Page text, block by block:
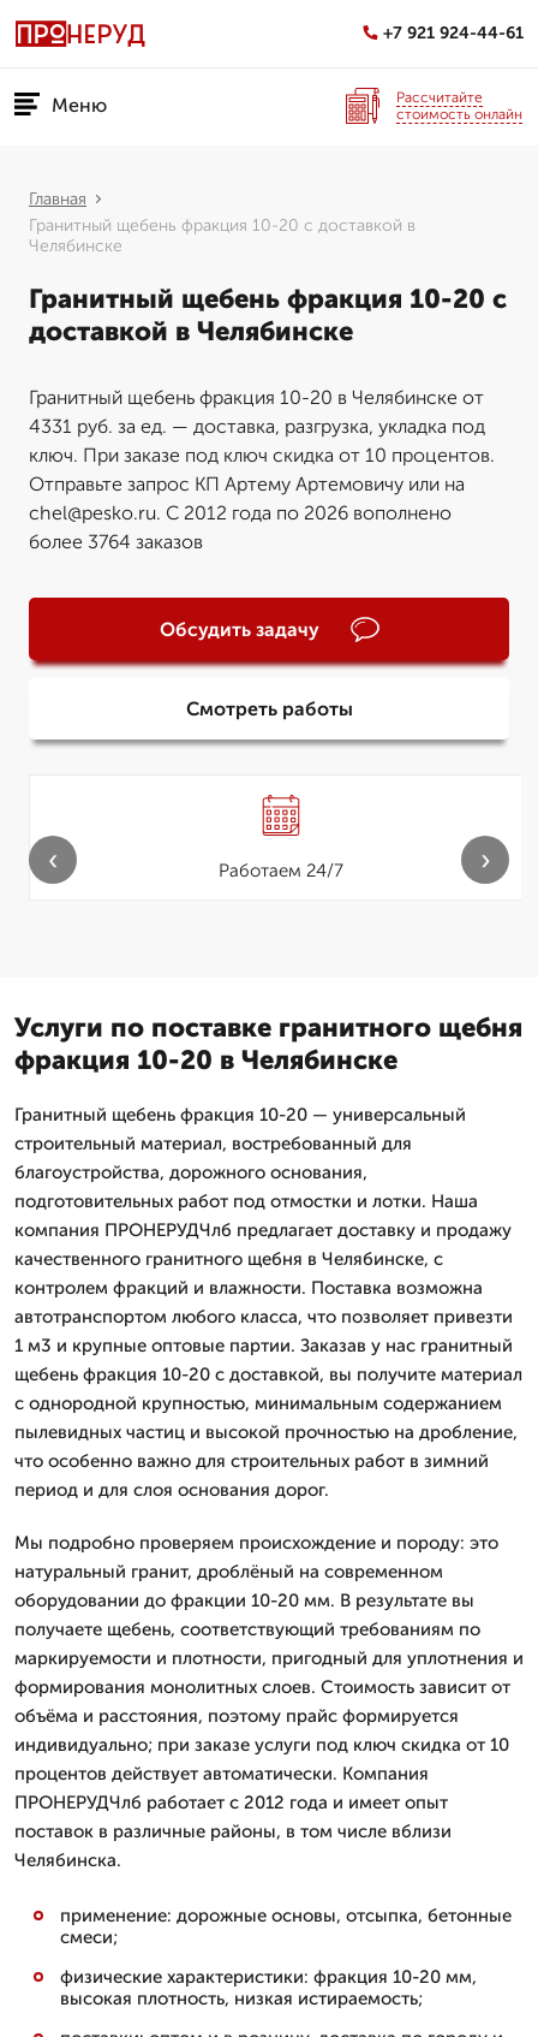
+7 921 924-44-61
Меню
Рассчитайте
стоимость онлайн
Главная
Гранитный щебень фракция 10-20 с доставкой в
Челябинске
Гранитный щебень фракция 10-20 с
доставкой в Челябинске
Гранитный щебень фракция 10-20 в Челябинске от
4331 руб. за ед. — доставка, разгрузка, укладка под
ключ. При заказе под ключ скидка от 10 процентов.
Отправьте запрос КП Артему Артемовичу или на
chel@pesko.ru. С 2012 года по 2026 вополнено
более 3764 заказов
Обсудить задачу
Смотреть работы
Работаем 24/7
‹ ›
Услуги по поставке гранитного щебня
фракция 10-20 в Челябинске
Гранитный щебень фракция 10-20 — универсальный
строительный материал, востребованный для
благоустройства, дорожного основания,
подготовительных работ под отмостки и лотки. Наша
компания ПРОНЕРУДЧлб предлагает доставку и продажу
качественного гранитного щебня в Челябинске, с
контролем фракций и влажности. Поставка возможна
автотранспортом любого класса, что позволяет привезти
1 м3 и крупные оптовые партии. Заказав у нас гранитный
щебень фракция 10-20 с доставкой, вы получите материал
с однородной крупностью, минимальным содержанием
пылевидных частиц и высокой прочностью на дробление,
что особенно важно для строительных работ в зимний
период и для слоя основания дорог.
Мы подробно проверяем происхождение и породу: это
натуральный гранит, дроблёный на современном
оборудовании до фракции 10-20 мм. В результате вы
получаете щебень, соответствующий требованиям по
маркируемости и плотности, пригодный для уплотнения и
формирования монолитных слоев. Стоимость зависит от
объёма и расстояния, поэтому прайс формируется
индивидуально; при заказе услуги под ключ скидка от 10
процентов действует автоматически. Компания
ПРОНЕРУДЧлб работает с 2012 года и имеет опыт
поставок в различные районы, в том числе вблизи
Челябинска.
применение: дорожные основы, отсыпка, бетонные
смеси;
физические характеристики: фракция 10-20 мм,
высокая плотность, низкая истираемость;